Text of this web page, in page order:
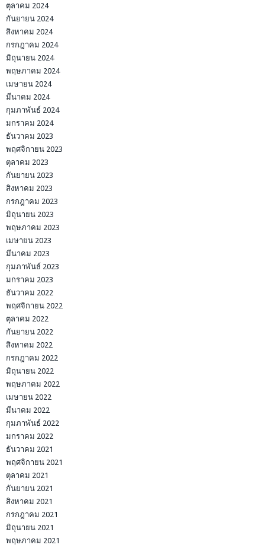
ตุลาคม 2024
กันยายน 2024
สิงหาคม 2024
กรกฎาคม 2024
มิถุนายน 2024
พฤษภาคม 2024
เมษายน 2024
มีนาคม 2024
กุมภาพันธ์ 2024
มกราคม 2024
ธันวาคม 2023
พฤศจิกายน 2023
ตุลาคม 2023
กันยายน 2023
สิงหาคม 2023
กรกฎาคม 2023
มิถุนายน 2023
พฤษภาคม 2023
เมษายน 2023
มีนาคม 2023
กุมภาพันธ์ 2023
มกราคม 2023
ธันวาคม 2022
พฤศจิกายน 2022
ตุลาคม 2022
กันยายน 2022
สิงหาคม 2022
กรกฎาคม 2022
มิถุนายน 2022
พฤษภาคม 2022
เมษายน 2022
มีนาคม 2022
กุมภาพันธ์ 2022
มกราคม 2022
ธันวาคม 2021
พฤศจิกายน 2021
ตุลาคม 2021
กันยายน 2021
สิงหาคม 2021
กรกฎาคม 2021
มิถุนายน 2021
พฤษภาคม 2021